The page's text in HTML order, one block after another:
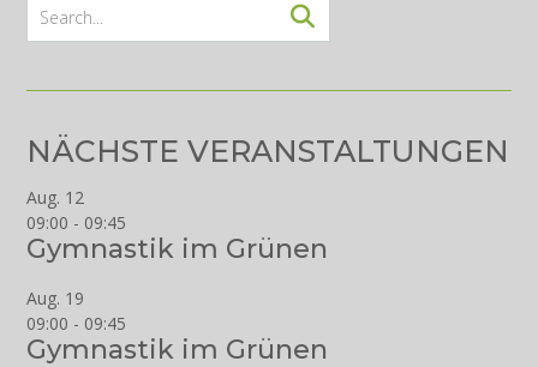
NÄCHSTE VERANSTALTUNGEN
Aug. 12
09:00 - 09:45
Gymnastik im Grünen
Aug. 19
09:00 - 09:45
Gymnastik im Grünen